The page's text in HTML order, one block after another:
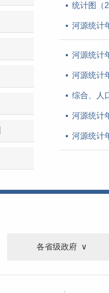
统计图（
河源统计
河源统计
河源统计
综合、人
河源统计
河源统计
各省级政府